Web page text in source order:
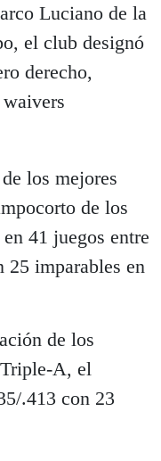
Luciano de la
el club designó
derecho,
los mejores
de los
41 juegos entre
25 imparables en
de los
A, el
.413 con 23